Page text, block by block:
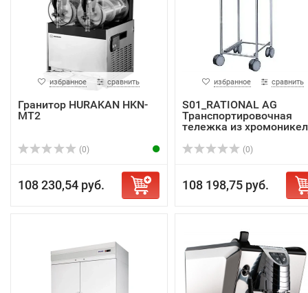
избранное сравнить
Гранитор HURAKAN HKN-
MT2
(0)
108 230,54 руб.
избранное сравнить
S01_RATIONAL AG
Транспортировочная
тележка из
(0)
108 198,75 руб.